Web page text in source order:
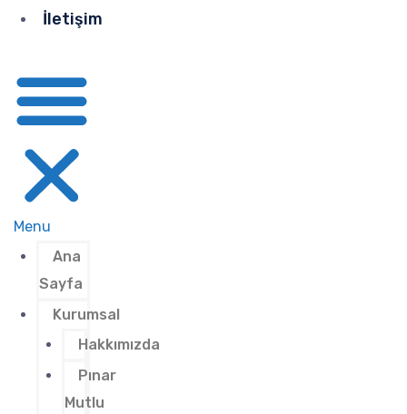
İletişim
Menu
Ana
Sayfa
Kurumsal
Hakkımızda
Pınar
Mutlu